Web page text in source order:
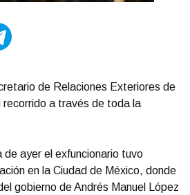
de Relaciones Exteriores de
recorrido a través de toda la
de ayer el exfuncionario tuvo
en la Ciudad de México, donde
gobierno de Andrés Manuel López